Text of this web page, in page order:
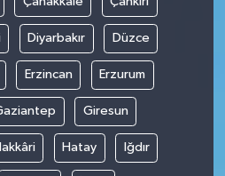
Diyarbakır Düzce
Erzincan Erzurum
Giresun
Hatay Iğdır